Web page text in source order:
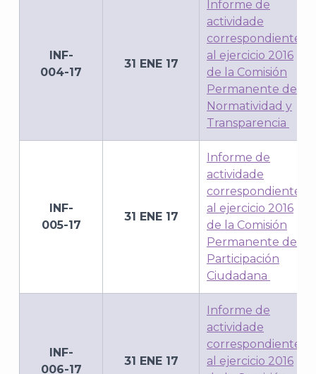
INF-
004-17
31 ENE 17
Informe de
actividade
correspondiente
al ejercicio 2016
de la Comisión
Permanente de
Normatividad y
Transparencia
INF-
005-17
31 ENE 17
Informe de
actividade
correspondiente
al ejercicio 2016
de la Comisión
Permanente de
Participación
Ciudadana
INF-
006-17
31 ENE 17
Informe de
actividade
correspondiente
al ejercicio 2016